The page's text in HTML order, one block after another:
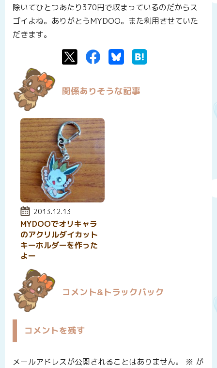
除いてひとつあたり370円で収まっているのだからス
ゴイよね。ありがとうMYDOO。また利用させていた
だきます。
TwitterFacebookBluesky
関係ありそうな記事
投稿日:
2013.12.13
MYDOOでオリキャラ
のアクリルダイカット
キーホルダーを作った
よー
コメント&トラックバック
コメントを残す
メールアドレスが公開されることはありません。 ※ が